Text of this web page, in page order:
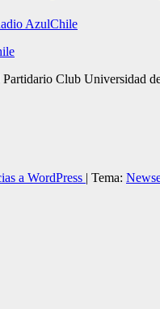
AzulChile
Club Universidad
a WordPress | Tema: